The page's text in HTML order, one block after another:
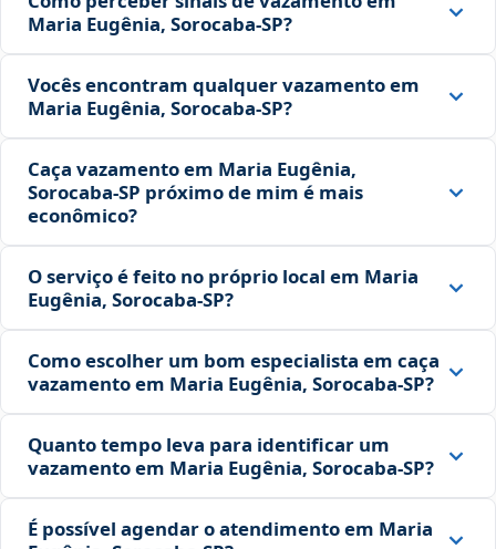
Maria Eugênia, Sorocaba‑SP?
Vocês encontram qualquer vazamento em
Maria Eugênia, Sorocaba‑SP?
Caça vazamento em Maria Eugênia,
Sorocaba‑SP próximo de mim é mais
econômico?
O serviço é feito no próprio local em Maria
Eugênia, Sorocaba‑SP?
Como escolher um bom especialista em caça
vazamento em Maria Eugênia, Sorocaba‑SP?
Quanto tempo leva para identificar um
vazamento em Maria Eugênia, Sorocaba‑SP?
É possível agendar o atendimento em Maria